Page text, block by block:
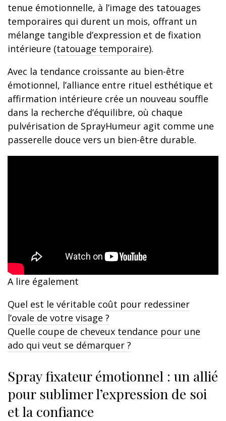
tenue émotionnelle, à l’image des tatouages
temporaires qui durent un mois, offrant un
mélange tangible d’expression et de fixation
intérieure (tatouage temporaire).
Avec la tendance croissante au bien-être
émotionnel, l’alliance entre rituel esthétique et
affirmation intérieure crée un nouveau souffle
dans la recherche d’équilibre, où chaque
pulvérisation de SprayHumeur agit comme une
passerelle douce vers un bien-être durable.
A lire également
Quel est le véritable coût pour redessiner
l’ovale de votre visage ?
Quelle coupe de cheveux tendance pour une
ado qui veut se démarquer ?
Spray fixateur émotionnel : un allié
pour sublimer l’expression de soi
et la confiance